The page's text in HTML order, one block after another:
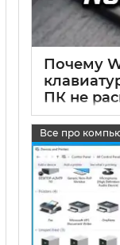
Почему
ПК не
Все про